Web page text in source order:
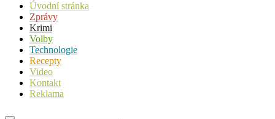
Úvodní stránka
Zprávy
Krimi
Volby
Technologie
Recepty
Video
Kontakt
Reklama